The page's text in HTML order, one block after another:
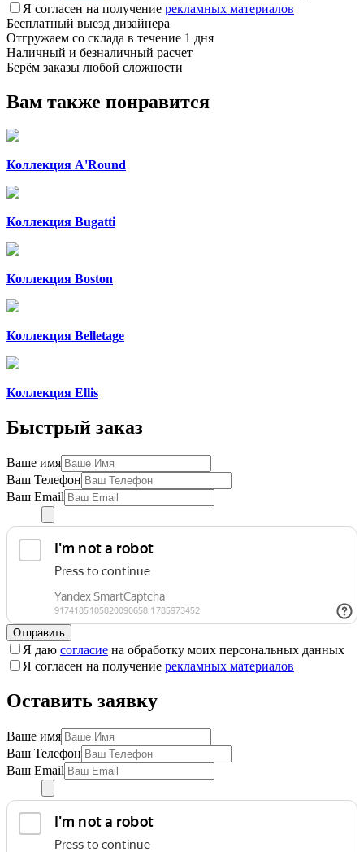
Я согласен на получение рекламных материалов
Бесплатный выезд дизайнера
Отгружаем со склада в течение 1 дня
Наличный и безналичный расчет
Берём заказы любой сложности
Вам также понравится
Коллекция A'Round
Коллекция Bugatti
Коллекция Boston
Коллекция Belletage
Коллекция Ellis
Быстрый заказ
Ваше имя
Ваш Телефон
Ваш Email
Отправить
Я даю согласие на обработку моих персональных данных
Я согласен на получение рекламных материалов
Оставить заявку
Ваше имя
Ваш Телефон
Ваш Email